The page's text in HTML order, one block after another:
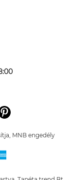
MNB engedély